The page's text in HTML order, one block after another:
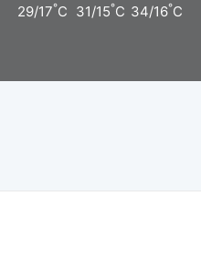
29/17°C 31/15°C 34/16°C